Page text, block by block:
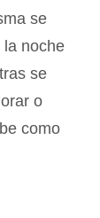
se
la noche
se
o
como